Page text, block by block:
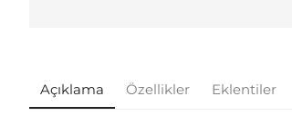
Açıklama Özellikler Eklentiler